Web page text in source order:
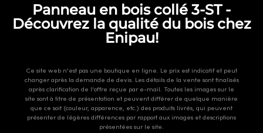
sur Enipau!Panneau en bois collé 3-ST -
Découvrez la qualité du bois chez
Enipau!
Ce site web n'est pas une boutique en ligne. Le prix est indicatif et peut
changer après la demande de devis. Les détails de la vente sont finalisés
après clarification de l'offre reçue par e-mail. Toutes les images sur le
site sont à titre de présentation et peuvent différer de quelque manière
que ce soit (couleur, apparence, etc.) des produits livrés, qui peuvent
présenter de légères différences par rapport aux images et descriptions
présentées sur le site.